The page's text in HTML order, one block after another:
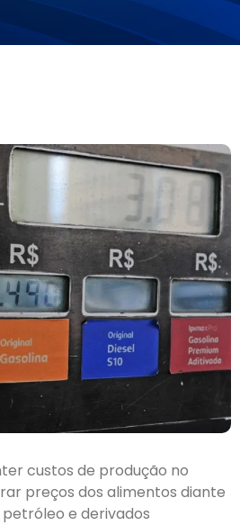
custos de produção no
preços dos alimentos diante
e derivados